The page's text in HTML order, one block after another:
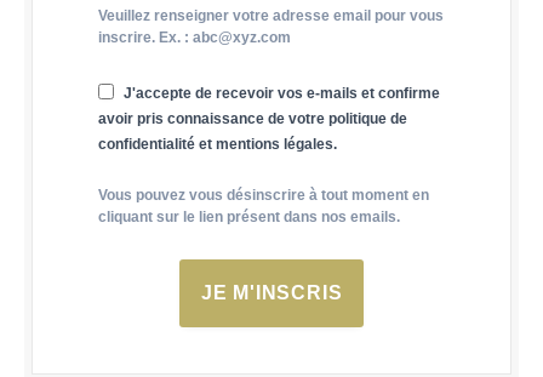
Veuillez renseigner votre adresse email pour vous
inscrire. Ex. : abc@xyz.com
J'accepte de recevoir vos e-mails et confirme
avoir pris connaissance de votre politique de
confidentialité et mentions légales.
Vous pouvez vous désinscrire à tout moment en
cliquant sur le lien présent dans nos emails.
JE M'INSCRIS